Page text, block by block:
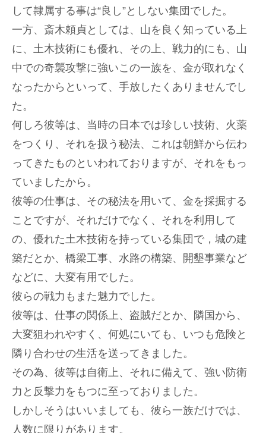
して隷属する事は“良し”としない集団でした。
一方、斎木頼貞としては、山を良く知っている上
に、土木技術にも優れ、その上、戦力的にも、山
中での奇襲攻撃に強いこの一族を、金が取れなく
なったからといって、手放したくありませんでし
た。
何しろ彼等は、当時の日本では珍しい技術、火薬
をつくり、それを扱う秘法、これは朝鮮から伝わ
ってきたものといわれておりますが、それをもっ
ていましたから。
彼等の仕事は、その秘法を用いて、金を採掘する
ことですが、それだけでなく、それを利用して
の、優れた土木技術を持っている集団で，城の建
築だとか、橋梁工事、水路の構築、開墾事業など
などに、大変有用でした。
彼らの戦力もまた魅力でした。
彼等は、仕事の関係上、盗賊だとか、隣国から、
大変狙われやすく、何処にいても、いつも危険と
隣り合わせの生活を送ってきました。
その為、彼等は自衛上、それに備えて、強い防衛
力と反撃力をもつに至っておりました。
しかしそうはいいましても、彼ら一族だけでは、
人数に限りがあります。